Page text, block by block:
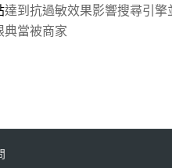
達到抗過敏效果影響搜尋引擎
典當被商家